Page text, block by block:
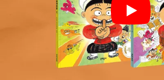
Play